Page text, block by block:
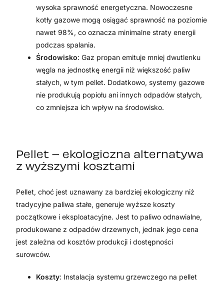
wysoka sprawność energetyczna. Nowoczesne
kotły gazowe mogą osiągać sprawność na poziomie
nawet 98%, co oznacza minimalne straty energii
podczas spalania.
Środowisko: Gaz propan emituje mniej dwutlenku
węgla na jednostkę energii niż większość paliw
stałych, w tym pellet. Dodatkowo, systemy gazowe
nie produkują popiołu ani innych odpadów stałych,
co zmniejsza ich wpływ na środowisko.
Pellet – ekologiczna alternatywa
z wyższymi kosztami
Pellet, choć jest uznawany za bardziej ekologiczny niż
tradycyjne paliwa stałe, generuje wyższe koszty
początkowe i eksploatacyjne. Jest to paliwo odnawialne,
produkowane z odpadów drzewnych, jednak jego cena
jest zależna od kosztów produkcji i dostępności
surowców.
Koszty: Instalacja systemu grzewczego na pellet